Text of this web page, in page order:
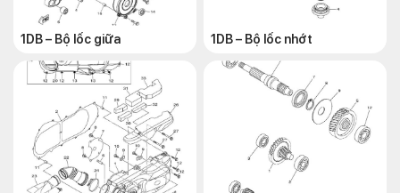
1DB – Bộ lốc giữa 1DB – Bộ lốc nhớt